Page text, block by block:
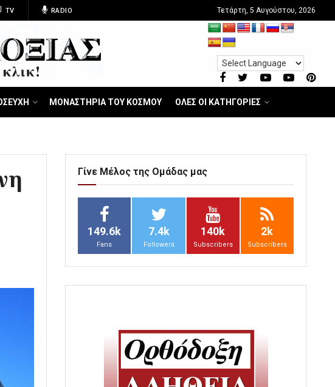
TV RADIO Τετάρτη, 5 Αυγούστου, 2026
ΜΟΝΑΣΤΗΡΙΑ ΤΟΥ ΚΟΣΜΟΥ ΟΛΕΣ ΟΙ ΚΑΤΗΓΟΡΙΕΣ
Γίνε Μέλος της Ομάδας μας
149.6k
Fans
7.4k
Followers
140k
Subscribers
2k
Subscribers